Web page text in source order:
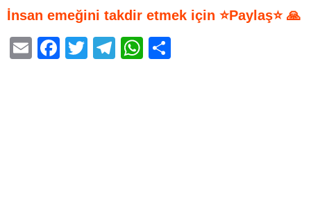
İnsan emeğini takdir etmek için ⭐Paylaş⭐ 🙏
E
F
T
T
W